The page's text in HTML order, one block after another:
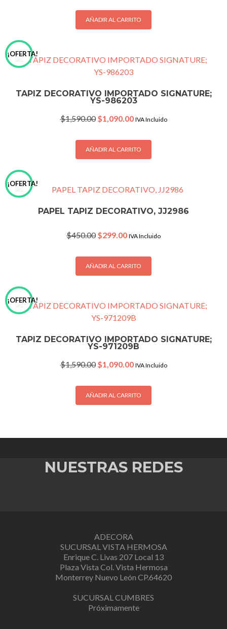
was:
$1,590.00.
is:
$1,090.00.
AÑADIR AL CARRITO
¡OFERTA!
TAPIZ DECORATIVO IMPORTADO SIGNATURE;
YS-986203
$1,590.00 Original
was:
$1,590.00.
$1,090.00Current
is:
$1,090.00.
IVA Incluido
AÑADIR AL CARRITO
¡OFERTA!
PAPEL TAPIZ DECORATIVO, JJ2986
$450.00 Original
was:
$450.00.
$299.00Current
is:
$299.00.
IVA Incluido
AÑADIR AL CARRITO
¡OFERTA!
TAPIZ DECORATIVO IMPORTADO SIGNATURE;
YS-971209B
$1,590.00 Original
was:
$1,590.00.
$1,090.00Current
is:
$1,090.00.
IVA Incluido
AÑADIR AL CARRITO
NUESTRAS REDES
ADECORA
SUCURSAL VISTA HERMOSA
Enrique C. Livas 207 Local 13
Plaza Vista Col. Vista Hermosa
Monterrey Nuevo León CP.64620
SUCURSAL CUMBRES
Próximamente